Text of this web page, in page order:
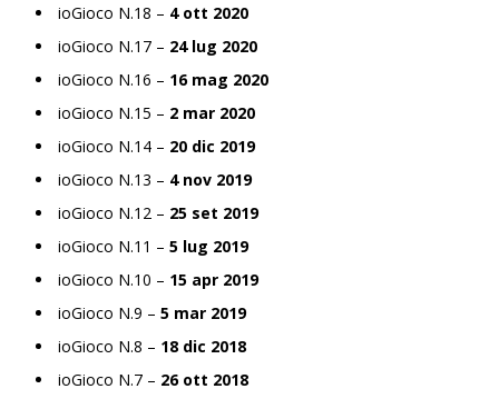
ioGioco N.18 – 4 ott 2020
ioGioco N.17 – 24 lug 2020
ioGioco N.16 – 16 mag 2020
ioGioco N.15 – 2 mar 2020
ioGioco N.14 – 20 dic 2019
ioGioco N.13 – 4 nov 2019
ioGioco N.12 – 25 set 2019
ioGioco N.11 – 5 lug 2019
ioGioco N.10 – 15 apr 2019
ioGioco N.9 – 5 mar 2019
ioGioco N.8 – 18 dic 2018
ioGioco N.7 – 26 ott 2018